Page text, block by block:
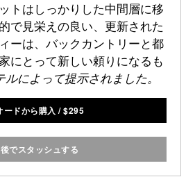
トはしっかりした中間層に移
で見栄えの良い、更新された
ーは、バックカントリーと都
にとって新しい頼りになるも
ルによって提示されました。
ードから購入 /$295
後でスタッシュする